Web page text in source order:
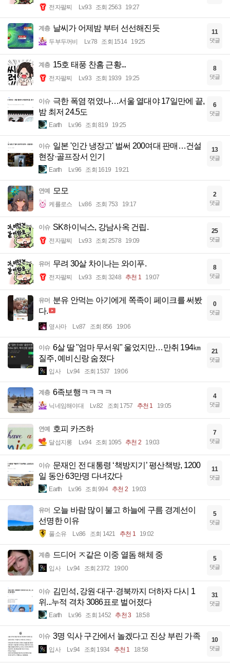
전자팔찌 Lv.93 조회 2563 19:27
계층 날씨가 어제밤 부터 선선해진듯
두부두꺼비 Lv.78 조회 1514 19:25
11
댓글
계층 15호 태풍 찬홈 근황...
전자팔찌 Lv.93 조회 1939 19:25
8
댓글
이슈 극한 폭염 꺾였나…서울 열대야 17일만에 끝,
밤 최저 24.5도
Earth Lv.96 조회 819 19:25
6
댓글
이슈 일본 '인간 냉장고' 벌써 200여대 판매…건설
현장·골프장서 인기
Earth Lv.96 조회 1619 19:21
13
댓글
연예 모모
케를로스 Lv.86 조회 753 19:17
2
댓글
이슈 SK하이닉스, 강남사옥 건립.
전자팔찌 Lv.93 조회 2578 19:09
25
댓글
유머 무려 30살 차이나는 와이푸.
전자팔찌 Lv.93 조회 3248 추천 1 19:07
8
댓글
유머 분유 안먹는 아기에게 쪽족이 페이크를 써봤
다.
옆사마 Lv.87 조회 856 19:06
0
댓글
이슈 6살 딸 "엄마 무서워" 울었지만…만취 194㎞
질주, 예비신랑 숨졌다
입사 Lv.94 조회 1537 19:06
21
댓글
계층 6족보행ㅋㅋㅋㅋ
닉네임해야대 Lv.82 조회 1757 추천 1 19:05
4
댓글
연예 호피 카즈하
달섭지롱 Lv.94 조회 1095 추천 2 19:03
7
댓글
이슈 문재인 전 대통령 ‘책방지기’ 평산책방, 1200
일 동안 63만명 다녀갔다
Earth Lv.96 조회 994 추천 2 19:03
11
댓글
유머 오늘 바람 많이 불고 하늘에 구름 경계선이
선명한 이유
풀소유 Lv.86 조회 1421 추천 1 19:02
5
댓글
계층 드디어 ㅈ같은 이중 열돔 해체 중
입사 Lv.94 조회 2372 19:00
5
댓글
이슈 김민석, 강원·대구·경북까지 더하자 다시 1
위...누적 격차 3086표로 벌어졌다
Earth Lv.96 조회 1452 추천 3 18:58
31
댓글
이슈 3명 익사 구간에서 놀겠다고 진상 부린 가족
입사 Lv.94 조회 1934 추천 1 18:58
10
댓글